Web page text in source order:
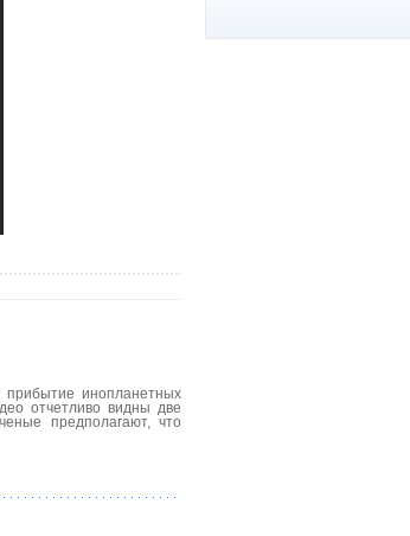
прибытие инопланетных
отчетливо видны две
предполагают, что